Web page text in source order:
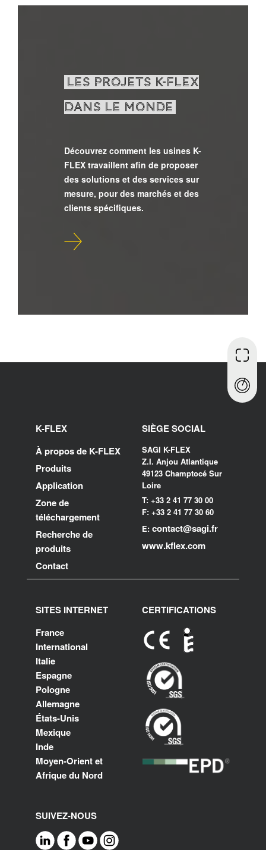
LES PROJETS K-FLEX
DANS LE MONDE
Découvrez comment les usines K-
FLEX travaillent afin de proposer
des solutions et des services sur
mesure, pour des marchés et des
clients spécifiques.
K-FLEX
À propos de K-FLEX
Produits
Application
Zone de
téléchargement
Recherche de
produits
Contact
SIÈGE SOCIAL
SAGI K-FLEX
Z.I. Anjou Atlantique
49123 Champtocé Sur
Loire
T: +33 2 41 77 30 00
F: +33 2 41 77 30 60
E: contact@sagi.fr
www.kflex.com
SITES INTERNET
France
International
Italie
Espagne
Pologne
Allemagne
États-Unis
Mexique
Inde
Moyen-Orient et
Afrique du Nord
CERTIFICATIONS
SUIVEZ-NOUS